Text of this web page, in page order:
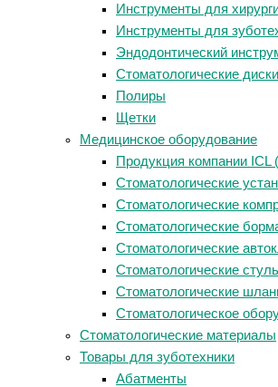
Инструменты для
Инструменты для
Эндодонтический
Стоматологические
Полиры
Щетки
Медицинское оборудование
Продукция компании ICL
Стоматологические
Стоматологические
Стоматологические
Стоматологические
Стоматологические
Стоматологические
Стоматологическое
Стоматологические материалы
Товары для зуботехники
Абатменты